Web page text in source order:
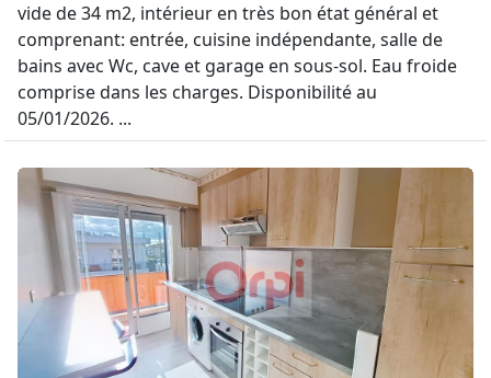
vide de 34 m2, intérieur en très bon état général et
comprenant: entrée, cuisine indépendante, salle de
bains avec Wc, cave et garage en sous-sol. Eau froide
comprise dans les charges. Disponibilité au
05/01/2026. ...